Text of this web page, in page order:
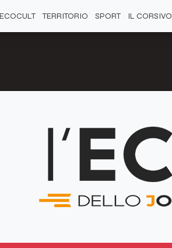
ECOCULT TERRITORIO SPORT IL CORSIVO